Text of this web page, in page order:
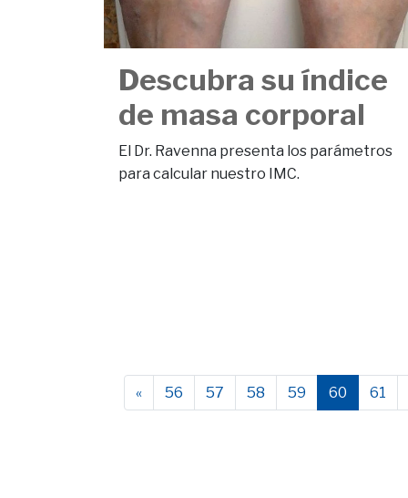
Descubra su índice
de masa corporal
El Dr. Ravenna presenta los parámetros
para calcular nuestro IMC.
« 56 57 58 59 60 61